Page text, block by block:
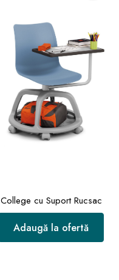
College cu Suport Rucsac
Adaugă la ofertă